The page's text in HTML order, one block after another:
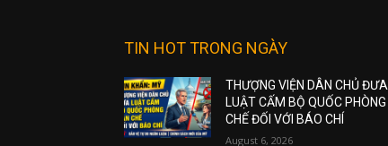
TIN HOT TRONG NGÀY
THƯỢNG VIỆN DÂN CHỦ ĐƯA
LUẬT CẤM BỘ QUỐC PHÒNG
CHẾ ĐỐI VỚI BÁO CHÍ
August 6, 2026